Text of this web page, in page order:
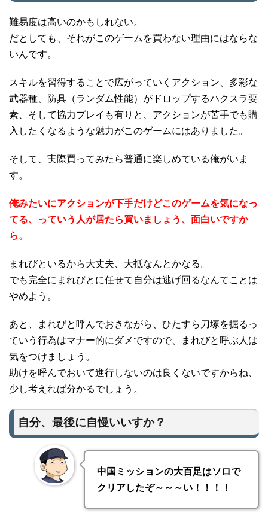
難易度は高いのかもしれない。
だとしても、それがこのゲームを買わない理由にはならな
いんです。
スキルを習得することで広がっていくアクション、多彩な
武器種、防具（ランダム性能）がドロップするハクスラ要
素、そして協力プレイも有りと、アクションが苦手でも購
入したくなるような魅力がこのゲームにはありました。
そして、実際買ってみたら普通に楽しめている俺がいま
す。
俺みたいにアクションが下手だけどこのゲームを気になっ
てる、っていう人が居たら買いましょう、面白いですか
ら。
まれびといるから大丈夫、大抵なんとかなる。
でも完全にまれびとに任せて自分は逃げ回るなんてことは
やめよう。
あと、まれびと呼んでおきながら、ひたすら刀塚を掘るっ
ていう行為はマナー的にダメですので、まれびと呼ぶ人は
気をつけましょう。
助けを呼んでおいて進行しないのは良くないですからね、
少し考えれば分かるでしょう。
自分、最後に自慢いいすか？
中国ミッションの大百足はソロで
クリアしたぞ～～～い！！！！